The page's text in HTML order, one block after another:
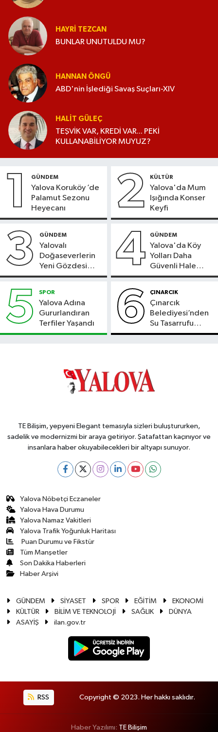
HAYRI TEZCAN
BUNLAR UNUTULDU MU?
HANNAN ÖNGÜ
ABD'nin İşlediği Savaş Suçları-XIV
HALIT GÜLEÇ
TEŞVİK VAR, KREDİ VAR... PEKİ
KULLANABİLİYOR MUYUZ?
1 GÜNDEM
Yalova Koruköy ’de
Palamut Sezonu
Heyecanı
2 KÜLTÜR
Yalova'da Mum
Işığında Konser
Keyfi
3 GÜNDEM
Yalovalı
Doğaseverlerin
Yeni Gözdesi
Bolu'daki Meyve
4 GÜNDEM
Yalova'da Köy
Yolları Daha
Güvenli Hale
Geliyor
5 SPOR
Yalova Adına
Gururlandıran
Terfiler Yaşandı
6 ÇINARCIK
Çınarcık
Belediyesi’nden
Su Tasarrufu
Çağrısı
TE Bilişim, yepyeni Elegant temasıyla sizleri buluştururken,
sadelik ve modernizmi bir araya getiriyor. Şatafattan kaçınıyor ve
insanlara haber okuyabilecekleri bir altyapı sunuyor.
Yalova Nöbetçi Eczaneler
Yalova Hava Durumu
Yalova Namaz Vakitleri
Yalova Trafik Yoğunluk Haritası
Puan Durumu ve Fikstür
Tüm Manşetler
Son Dakika Haberleri
Haber Arşivi
GÜNDEM SİYASET SPOR EĞİTİM
EKONOMİ
KÜLTÜR
BİLİM VE TEKNOLOJİ SAĞLIK
DÜNYA
ASAYİŞ
ilan.gov.tr
RSS Copyright © 2023. Her hakkı saklıdır.
Haber Yazılımı: TE Bilişim